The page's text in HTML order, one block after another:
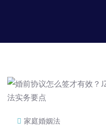
家庭婚姻法